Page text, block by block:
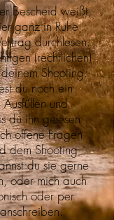
Bescheid weißt,
ganz in Ruhe
durchlesen.
(rechtlichen)
Shooting.
du noch ein
Ausfüllen und
du ihn gelesen
offene Fragen
dem Shooting
du sie gerne
oder mich auch
oder per